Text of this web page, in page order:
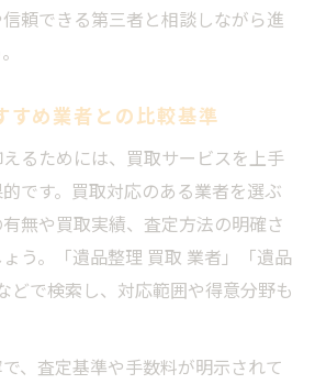
頼できる第三者と相談しながら進
すめ業者との比較基準
るためには、買取サービスを上手
です。買取対応のある業者を選ぶ
無や買取実績、査定方法の明確さ
う。「遺品整理 買取 業者」「遺品
どで検索し、対応範囲や得意分野も
、査定基準や手数料が明示されて